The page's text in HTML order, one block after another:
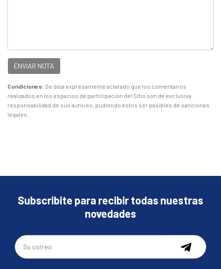
ENVIAR NOTA
Condiciones: Se deja expresamente aclarado que los comentarios
realizados en los espacios de participación del Sitio son de exclusiva
responsabilidad de sus autores, pudiendo estos ser pasibles de sanciones
legales.
Subscribite para recibir todas nuestras
novedades